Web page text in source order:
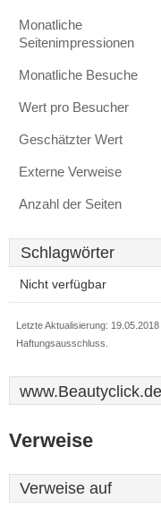
Monatliche
Seitenimpressionen
Monatliche Besuche
Wert pro Besucher
Geschätzter Wert
Externe Verweise
Anzahl der Seiten
Schlagwörter
Nicht verfügbar
Letzte Aktualisierung:
Haftungsausschluss.
www.Beautyclick.de
Verweise
Verweise auf